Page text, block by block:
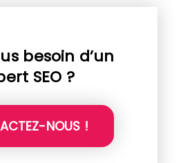
besoin d’un
SEO ?
NOUS !